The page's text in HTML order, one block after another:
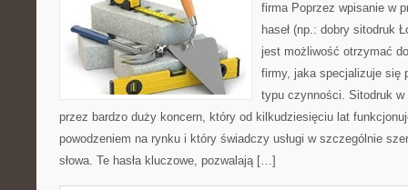
firma Poprzez wpisanie w
haseł (np.: dobry sitodruk
jest możliwość otrzymać
firmy, jaka specjalizuje się
typu czynności. Sitodruk
przez bardzo duży koncern, który od kilkudziesięciu lat
powodzeniem na rynku i który świadczy usługi w szczególnie
słowa. Te hasła kluczowe, pozwalają […]